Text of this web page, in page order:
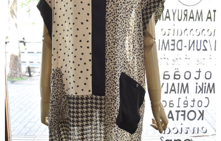
blog